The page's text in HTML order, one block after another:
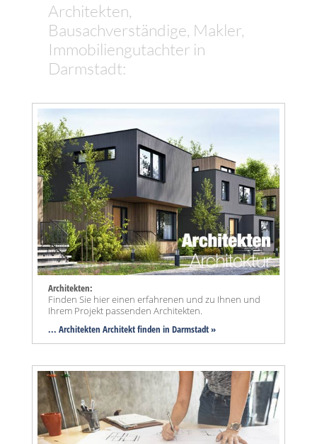
Architekten,
Bausachverständige, Makler,
Immobiliengutachter in
Darmstadt:
Architekten:
Finden Sie hier einen erfahrenen und zu Ihnen und
Ihrem Projekt passenden Architekten.
... Architekten Architekt finden in Darmstadt »